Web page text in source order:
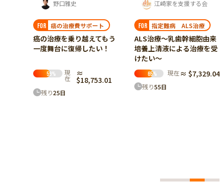
野口雅史
FOR 癌の治療費サポート
癌の治療を乗り越えてもう
一度舞台に復帰したい！
59% 現
在
≈
$18,753.01
残り25日
江崎家を支援する会
FOR 指定難病 ALS治療
ALS治療～乳歯幹細胞由来
培養上清液による治療を受
けたい～
65% 現在 ≈ $7,329.04
残り55日